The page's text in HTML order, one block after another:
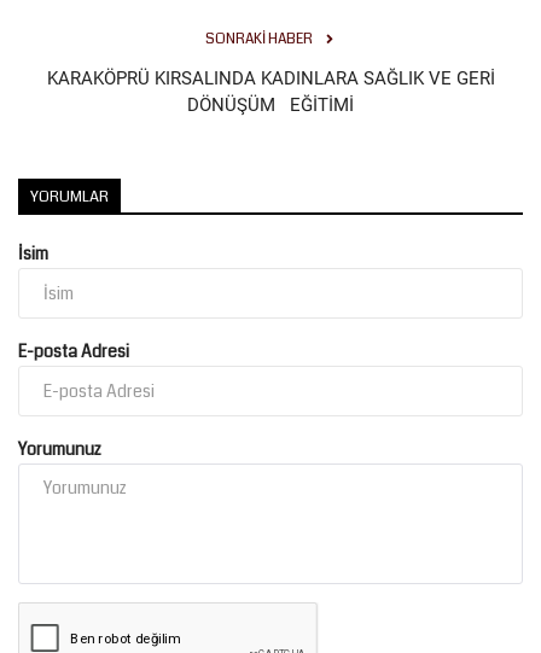
SONRAKI HABER
KARAKÖPRÜ KIRSALINDA KADINLARA SAĞLIK VE GERİ
DÖNÜŞÜM EĞİTİMİ
YORUMLAR
İsim
E-posta Adresi
Yorumunuz